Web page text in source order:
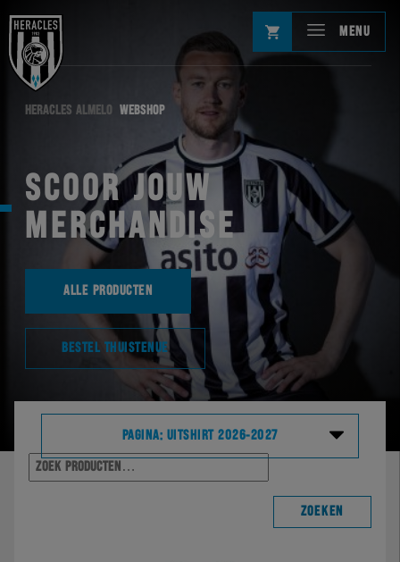
MENU
HERACLES ALMELO WEBSHOP
SCOOR JOUW
MERCHANDISE
ALLE PRODUCTEN
BESTEL THUISTENUE
PAGINA: UITSHIRT 2026-2027
ZOEKEN